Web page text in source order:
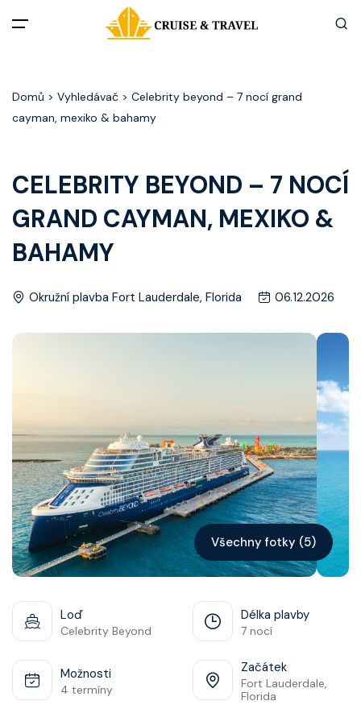
Akční nabídky
Zážitky z plaveb
Užitečné informace
Články
Vyhledat plavbu
Domů > Vyhledávač > Celebrity beyond – 7 nocí grand
cayman, mexiko & bahamy
CELEBRITY BEYOND – 7 NOCÍ
GRAND CAYMAN, MEXIKO &
BAHAMY
Okružní plavba Fort Lauderdale, Florida 06.12.2026
Všechny fotky (5)
Loď
Celebrity Beyond
Délka plavby
7 nocí
Možnosti
4 termíny
Začátek
Fort Lauderdale,
Florida